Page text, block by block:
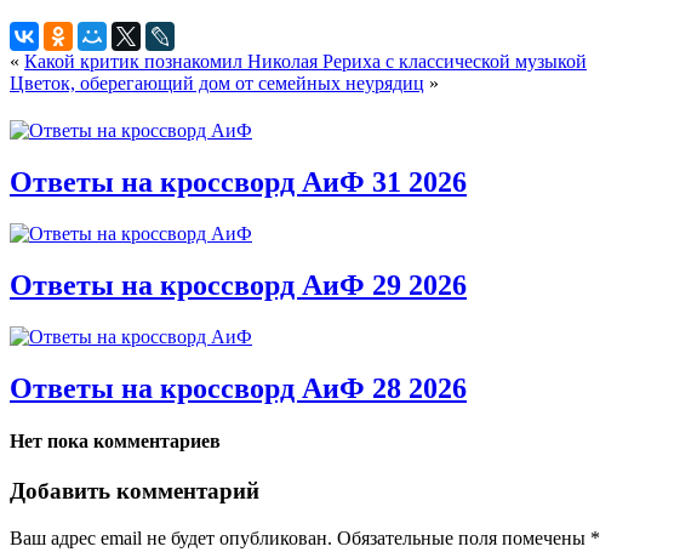
« Какой критик познакомил Николая Рериха с классической музыкой
Цветок, оберегающий дом от семейных неурядиц »
Ответы на кроссворд АиФ 31 2026
Ответы на кроссворд АиФ 29 2026
Ответы на кроссворд АиФ 28 2026
Нет пока комментариев
Добавить комментарий
Ваш адрес email не будет опубликован. Обязательные поля помечены *